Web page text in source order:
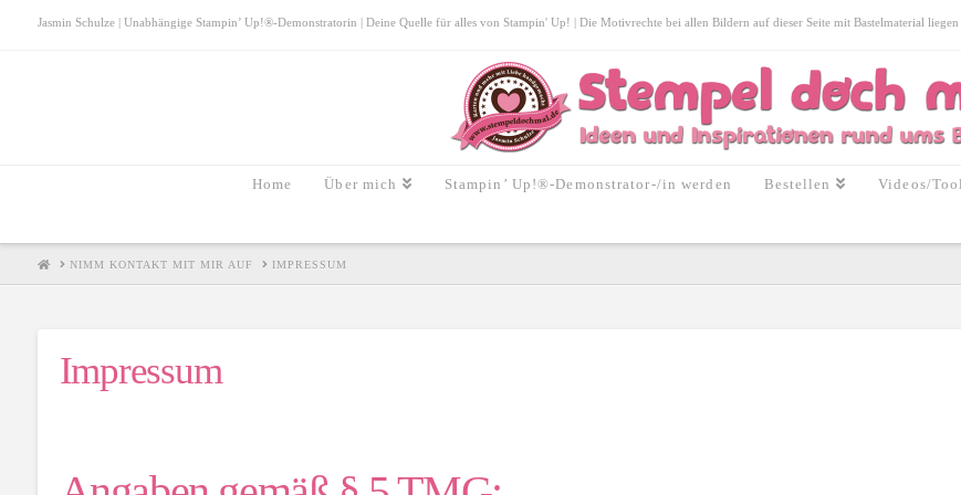
Jasmin Schulze | Unabhängige Stampin’ Up!®-Demonstratorin | Deine Quelle für alles von Stampin' Up! | Die Motivrechte bei allen Bildern auf dieser Seite mit Bastelmaterial
Home Über mich Stampin’ Up!®-Demonstrator-/in werden Bestellen Videos/
HOMENIMM KONTAKT MIT MIR AUF IMPRESSUM
Impressum